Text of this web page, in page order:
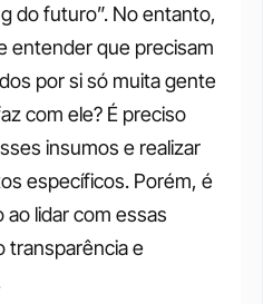
do futuro”. No entanto,
entender que precisam
por si só muita gente
com ele? É preciso
insumos e realizar
específicos. Porém, é
lidar com essas
transparência e